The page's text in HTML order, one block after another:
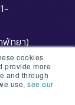
cookies
provide more
and through
use, see our
ทยา)